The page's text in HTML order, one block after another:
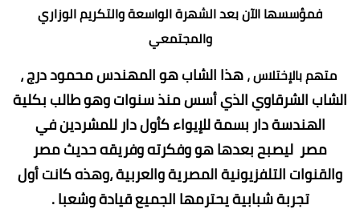
فمؤسسها الآن بعد الشهرة الواسعة والتكريم الوزاري
والمجتمعي
متهم بالإختلاس ،هذا الشاب هو المهندس محمود درج ،
الشاب الشرقاوي الذي أسس منذ سنوات وهو طالب بكلية
الهندسة دار بسمة للإيواء كأول دار للمشردين في
مصر ليصبح بعدها هو وفكرته وفريقه حديث مصر
والقنوات التلفزيونية المصرية والعربية ،وهذه كانت أول
تجربة شبابية يحترمها الجميع قيادة وشعبا .